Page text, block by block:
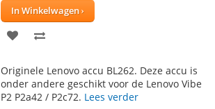
In Winkelwagen
VOEG
AAN TE
Originele Lenovo accu BL262. Deze accu is
onder andere geschikt voor de Lenovo Vibe
P2 P2a42 / P2c72. Lees verder